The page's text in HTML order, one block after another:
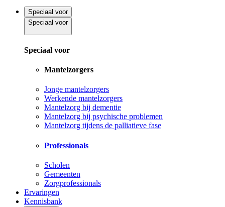
Speciaal voor
Speciaal voor
Speciaal voor
Mantelzorgers
Jonge mantelzorgers
Werkende mantelzorgers
Mantelzorg bij dementie
Mantelzorg bij psychische problemen
Mantelzorg tijdens de palliatieve fase
Professionals
Scholen
Gemeenten
Zorgprofessionals
Ervaringen
Kennisbank